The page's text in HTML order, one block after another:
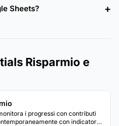
Sheets?
Risparmio e
i progressi con contributi
con indicatori